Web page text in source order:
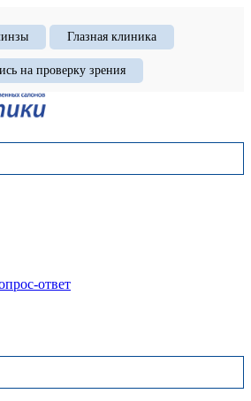
Глазная клиника
на проверку зрения